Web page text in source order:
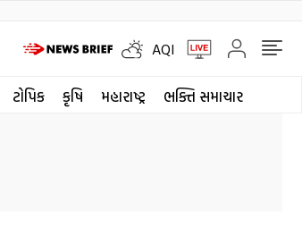
AQI
ટોપિક કૃષિ મહારાષ્ટ્ર ભક્તિ સમાચાર